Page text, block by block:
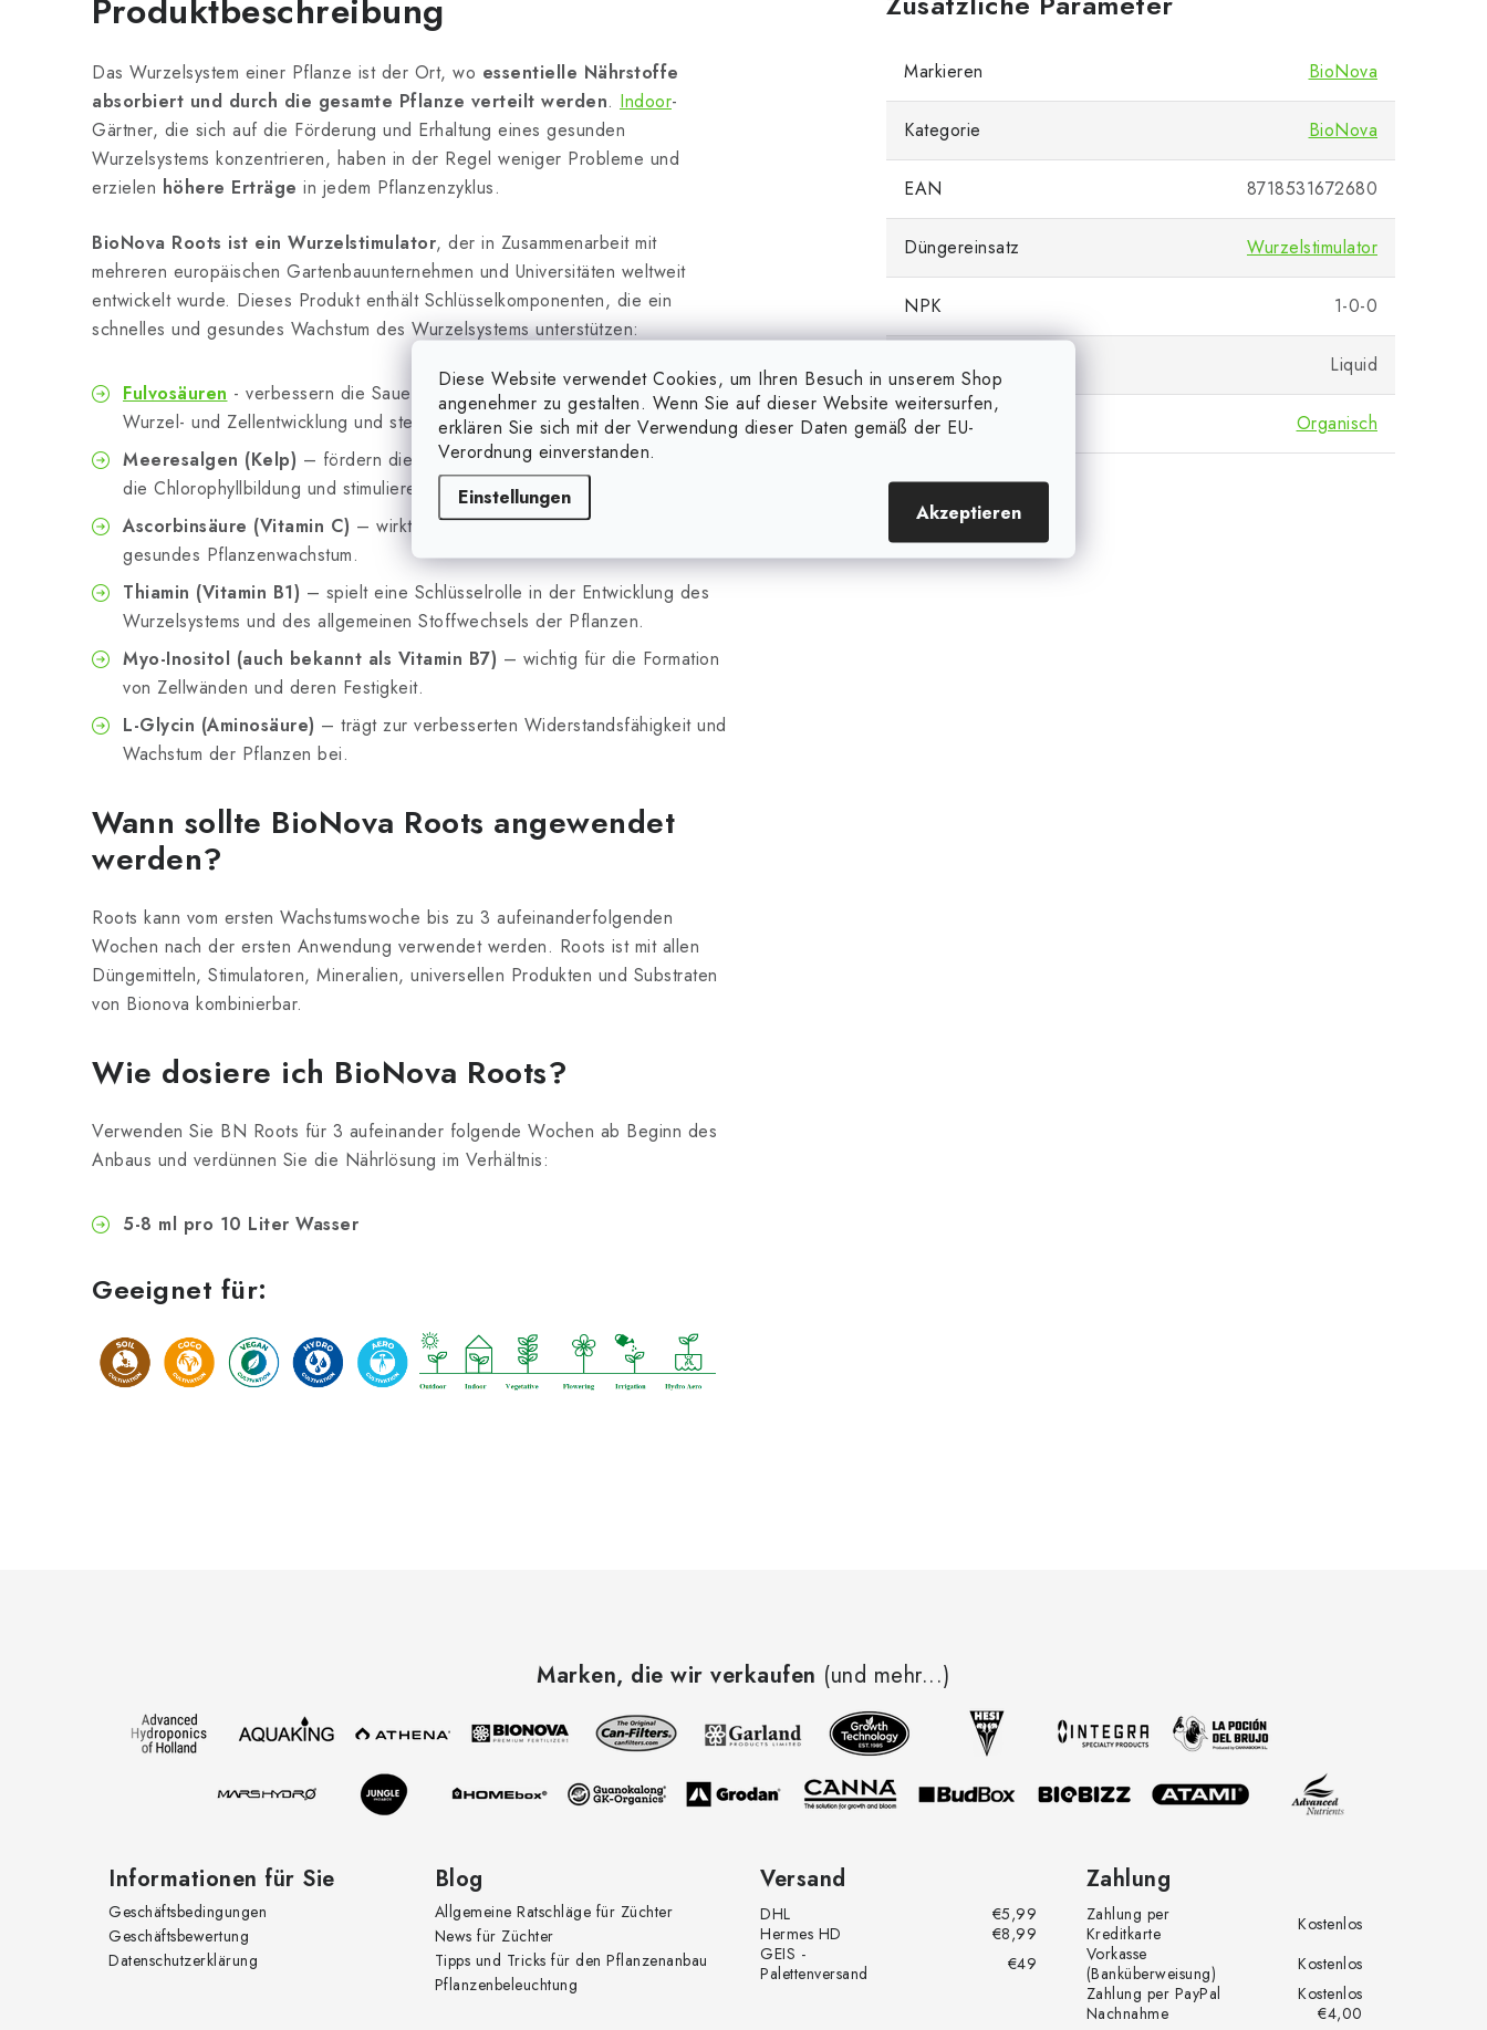
Diese Website verwendet Cookies, um Ihren Besuch in unserem Shop
angenehmer zu gestalten. Wenn Sie auf dieser Website weitersurfen,
erklären Sie sich mit der Verwendung dieser Daten gemäß der EU-
Verordnung einverstanden.
Einstellungen
Akzeptieren
Produktbeschreibung
Das Wurzelsystem einer Pflanze ist der Ort, wo essentielle Nährstoffe
absorbiert und durch die gesamte Pflanze verteilt werden. Indoor-
Gärtner, die sich auf die Förderung und Erhaltung eines gesunden
Wurzelsystems konzentrieren, haben in der Regel weniger Probleme und
erzielen höhere Erträge in jedem Pflanzenzyklus.
BioNova Roots ist ein Wurzelstimulator, der in Zusammenarbeit mit
mehreren europäischen Gartenbauunternehmen und Universitäten weltweit
entwickelt wurde. Dieses Produkt enthält Schlüsselkomponenten, die ein
schnelles und gesundes Wachstum des Wurzelsystems unterstützen:
Fulvosäuren - verbessern die Sauerstoffaufnahme, beschleunigen die
Wurzel- und Zellentwicklung und steigern den Ionentransport.
Meeresalgen (Kelp) – fördern die Wundheilung und Chlorose, erhöhen
die Chlorophyllbildung und stimulieren das Wachstum der Wurzelhaare.
Ascorbinsäure (Vitamin C) – wirkt als Antioxidans und unterstützt ein
gesundes Pflanzenwachstum.
Thiamin (Vitamin B1) – spielt eine Schlüsselrolle in der Entwicklung des
Wurzelsystems und des allgemeinen Stoffwechsels der Pflanzen.
Myo-Inositol (auch bekannt als Vitamin B7) – wichtig für die Formation
von Zellwänden und deren Festigkeit.
L-Glycin (Aminosäure) – trägt zur verbesserten Widerstandsfähigkeit und
Wachstum der Pflanzen bei.
Wann sollte BioNova Roots angewendet
werden?
Roots kann vom ersten Wachstumswoche bis zu 3 aufeinanderfolgenden
Wochen nach der ersten Anwendung verwendet werden. Roots ist mit allen
Düngemitteln, Stimulatoren, Mineralien, universellen Produkten und Substraten
von Bionova kombinierbar.
Wie dosiere ich BioNova Roots?
Verwenden Sie BN Roots für 3 aufeinander folgende Wochen ab Beginn des
Anbaus und verdünnen Sie die Nährlösung im Verhältnis:
5-8 ml pro 10 Liter Wasser
Geeignet für:
Markieren BioNova
Kategorie BioNova
EAN 8718531672680
Düngereinsatz Wurzelstimulator
NPK 1-0-0
Liquid
Düngertyp Organisch
Marken, die wir verkaufen (und mehr...)
Informationen für Sie
Geschäftsbedingungen
Geschäftsbewertung
Datenschutzerklärung
Blog
Allgemeine Ratschläge für Züchter
News für Züchter
Tipps und Tricks für den Pflanzenanbau
Pflanzenbeleuchtung
Versand
DHL
€5,99
Hermes HD
€8,99
GEIS -
Palettenversand
€49
Zahlung
Zahlung per
Kreditkarte
Kostenlos
Vorkasse
(Banküberweisung)
Kostenlos
Zahlung per PayPal
Kostenlos
Nachnahme
€4,00